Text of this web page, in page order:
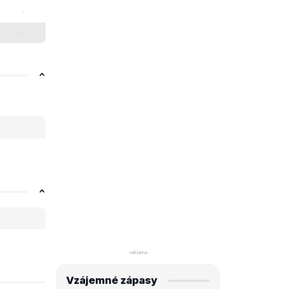
-
-
Vzájemné zápasy